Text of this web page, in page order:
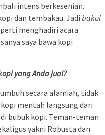
intens berkesenian.
dan tembakau. Jadi bakul
menghadiri acara
saya bawa kopi
yang Anda jual?
secara alamiah, tidak
mentah langsung dari
bubuk kopi. Teman-teman
yakni Robusta dan